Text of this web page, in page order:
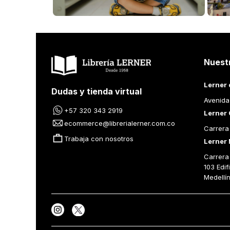
Dudas y tienda virtual
+57 320 343 2919
ecommerce@librerialerner.com.co
Trabaja con nosotros
Lerner
Lerner
Carrera
Lerner
Carrera
103